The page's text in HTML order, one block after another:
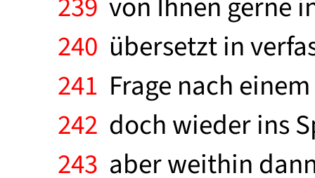
240 übersetzt in
241 Frage nach
242 doch wieder ins
243 aber weithin